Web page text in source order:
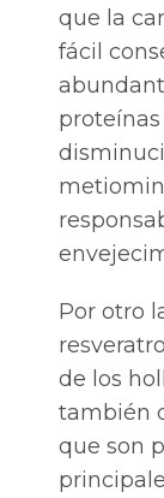
que la
fácil
Por otro
de los
también
que son